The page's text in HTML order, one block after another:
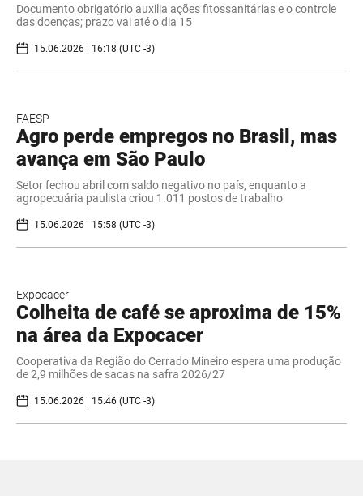
Documento obrigatório auxilia ações fitossanitárias e o controle
das doenças; prazo vai até o dia 15
15.06.2026 | 16:18 (UTC -3)
FAESP
Agro perde empregos no Brasil, mas
avança em São Paulo
Setor fechou abril com saldo negativo no país, enquanto a
agropecuária paulista criou 1.011 postos de trabalho
15.06.2026 | 15:58 (UTC -3)
Expocacer
Colheita de café se aproxima de 15%
na área da Expocacer
Cooperativa da Região do Cerrado Mineiro espera uma produção
de 2,9 milhões de sacas na safra 2026/27
15.06.2026 | 15:46 (UTC -3)